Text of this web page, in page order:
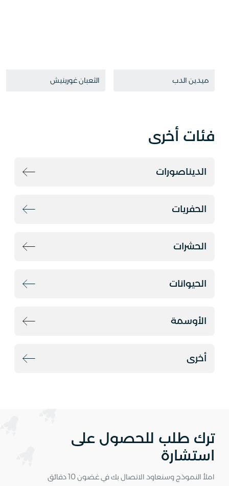
ميدين الدب الثعبان غورينيش
فئات أخرى
الديناصورات
الحفريات
الحشرات
الحيوانات
الأوسمة
أخرى
ترك طلب للحصول على
استشارة
املأ النموذج وسنعاود الاتصال بك في غضون 10 دقائق